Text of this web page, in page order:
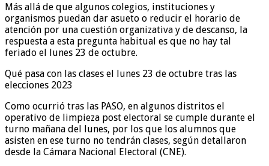
Más allá de que algunos colegios, instituciones y
organismos puedan dar asueto o reducir el horario de
atención por una cuestión organizativa y de descanso, la
respuesta a esta pregunta habitual es que no hay tal
feriado el lunes 23 de octubre.
Qué pasa con las clases el lunes 23 de octubre tras las
elecciones 2023
Como ocurrió tras las PASO, en algunos distritos el
operativo de limpieza post electoral se cumple durante el
turno mañana del lunes, por los que los alumnos que
asisten en ese turno no tendrán clases, según detallaron
desde la Cámara Nacional Electoral (CNE).